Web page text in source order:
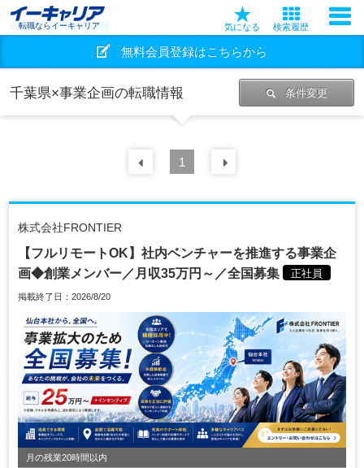
転職ならイーキャリア 気になる 検索履歴
無料会員登録はこちらから
千葉県×事業企画の転職情報 条件変更
前の 件
1
株式会社FRONTIER
【フルリモートOK】社内ベンチャーを推進する事業企
画◆創業メンバー／月収35万円～／全国募集
正社員
掲載終了日：2026/8/20
月の残業20時間以内